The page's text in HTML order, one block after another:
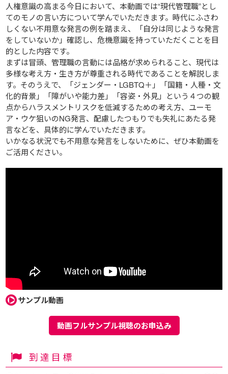
サンプル動画
動画フルサンプル視聴のお申込み
人権意識の高まる今日において、本動画では“現代管理職”とし
てのモノの言い方について学んでいただきます。時代にふさわ
しくない不用意な発言の例を踏まえ、「自分は同じような発言
をしていないか」確認し、危機意識を持っていただくことを目
的とした内容です。
まずは冒頭、管理職の言動には品格が求められること、現代は
多様な考え方・生き方が尊重される時代であることを解説しま
す。そのうえで、「ジェンダー・LGBTQ＋」「国籍・人種・文
化的背景」「障がいや能力差」「容姿・外見」という４つの観
点からハラスメントリスクを低減するための考え方、ユーモ
ア・ウケ狙いのNG発言、配慮したつもりでも失礼にあたる発
言などを、具体的に学んでいただきます。
いかなる状況でも不用意な発言をしないために、ぜひ本動画を
ご活用ください。
到達目標